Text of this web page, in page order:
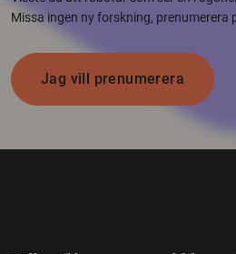
Missa ingen ny forskning, prenumerera
Jag vill prenumerera